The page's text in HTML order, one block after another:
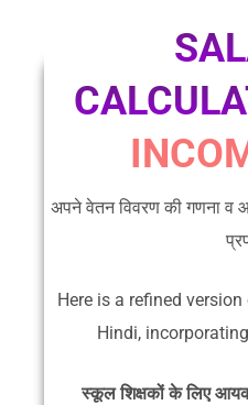
अपने वेतन विवरण की गणना व
Here is a refined
Hindi,
स्कूल शिक्षकों के लिए